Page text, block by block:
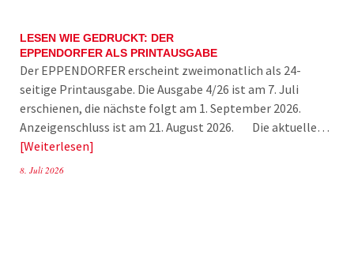
LESEN WIE GEDRUCKT: DER
EPPENDORFER ALS PRINTAUSGABE
Der EPPENDORFER erscheint zweimonatlich als 24-
seitige Printausgabe. Die Ausgabe 4/26 ist am 7. Juli
erschienen, die nächste folgt am 1. September 2026.
Anzeigenschluss ist am 21. August 2026. Die aktuelle…
Weiterlesen
8. Juli 2026